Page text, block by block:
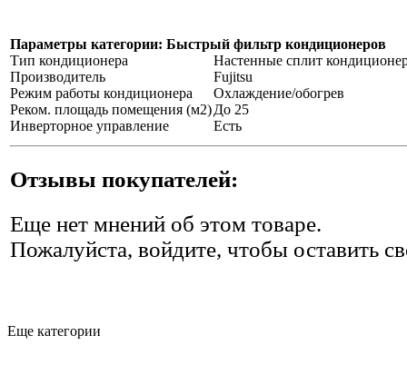
Параметры категории: Быстрый фильтр кондиционеров
Тип кондиционера
Настенные сплит
Производитель
Fujitsu
Режим работы кондиционера
Охлаждение/обогрев
Реком. площадь помещения (м2)До 25
Инверторное управление
Есть
Отзывы покупателей:
Еще нет мнений об этом товаре.
Пожалуйста, войдите, чтобы оставить
Еще категории